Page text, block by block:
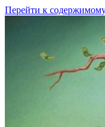
Перейти к